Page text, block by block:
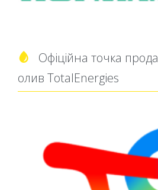

Офіційна точка
олив TotalEnergies